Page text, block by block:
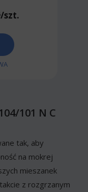
szt.
101 N C
tak, aby
na mokrej
mieszanek
z rozgrzanym